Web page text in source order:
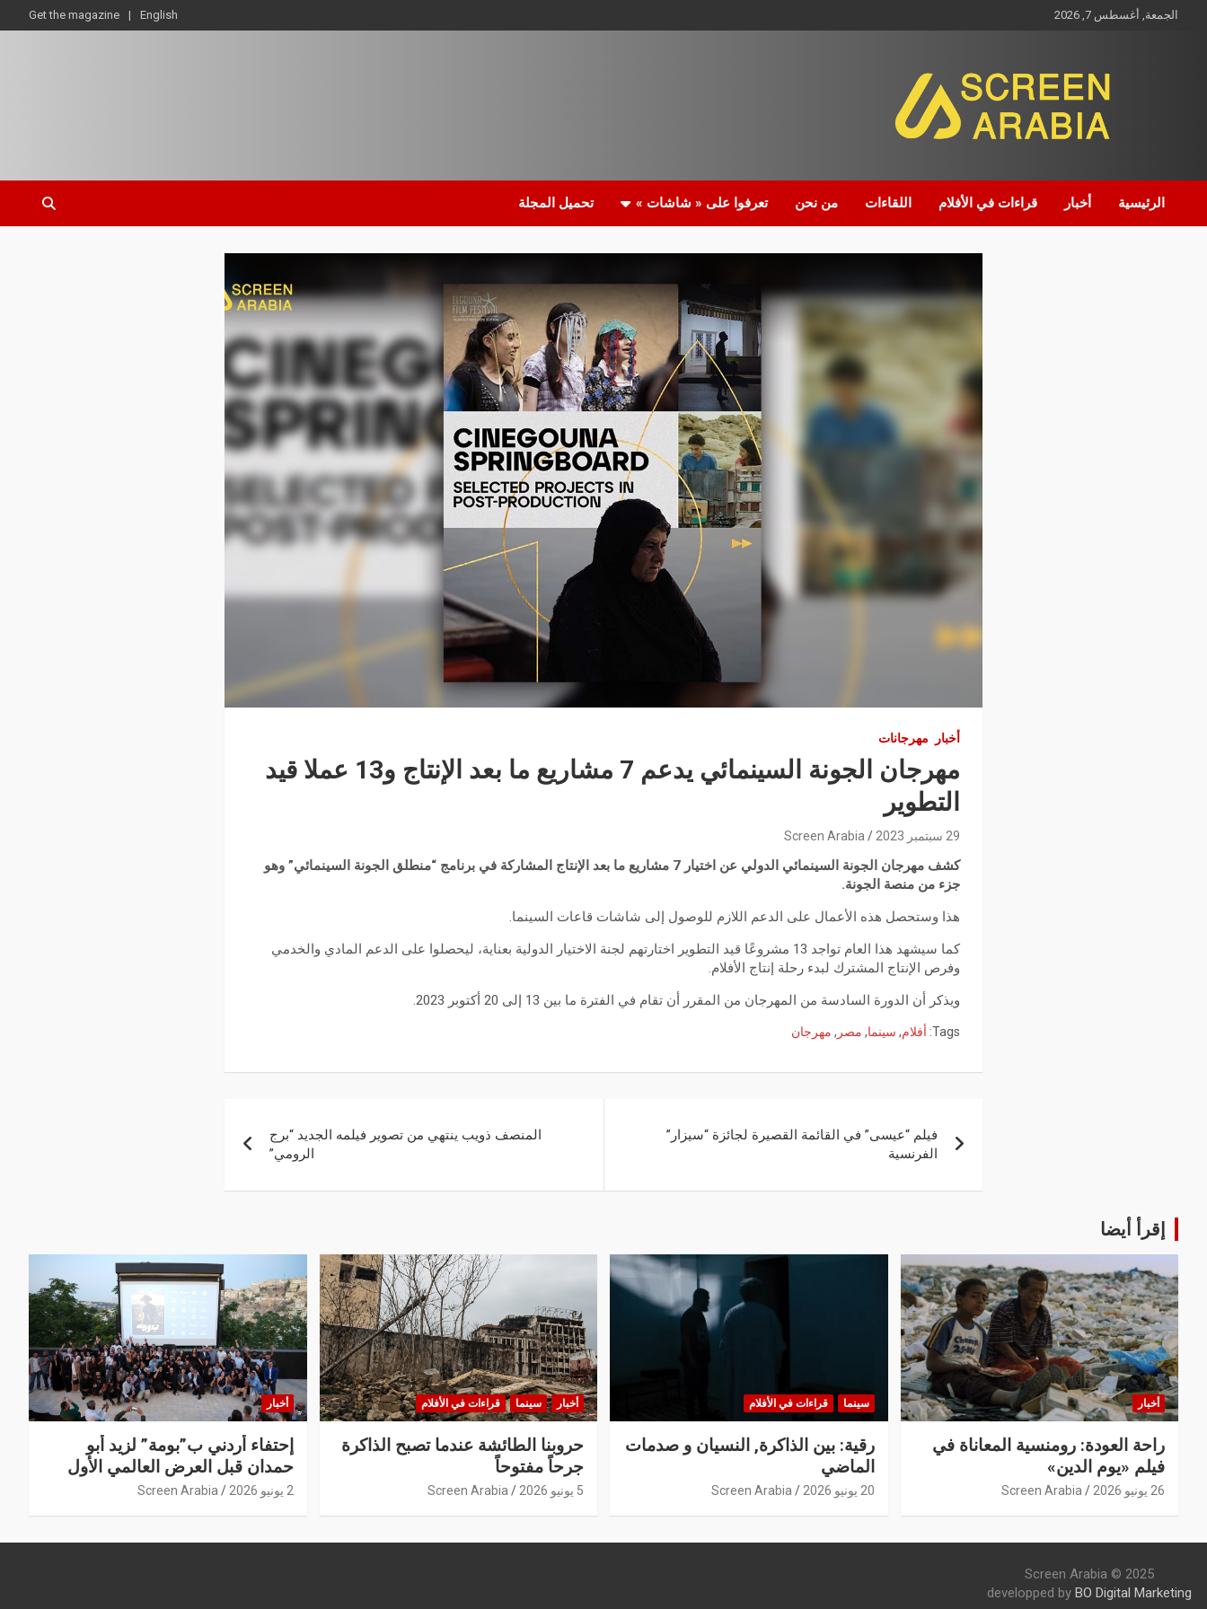
الجمعة, أغسطس 7, 2026 English
Get the magazine
Screen Arabia
الرئيسية أخبار قراءات في الأفلام اللقاءات من نحن تعرفوا على « شاشات » تحميل المجلة
أخبار مهرجانات
مهرجان الجونة السينمائي يدعم 7 مشاريع ما بعد الإنتاج و13 عملا قيد
التطوير
29 سبتمبر 2023 Screen Arabia
كشف مهرجان الجونة السينمائي الدولي عن اختيار 7 مشاريع ما بعد الإنتاج المشاركة في برنامج “منطلق الجونة السينمائي” وهو
جزء من منصة الجونة.
هذا وستحصل هذه الأعمال على الدعم اللازم للوصول إلى شاشات قاعات السينما.
كما سيشهد هذا العام تواجد 13 مشروعًا قيد التطوير اختارتهم لجنة الاختيار الدولية بعناية، ليحصلوا على الدعم المادي والخدمي
وفرص الإنتاج المشترك لبدء رحلة إنتاج الأفلام.
ويذكر أن الدورة السادسة من المهرجان من المقرر أن تقام في الفترة ما بين 13 إلى 20 أكتوبر 2023.
Tags: أفلام, سينما, مصر , مهرجان
فيلم “عيسى” في القائمة القصيرة لجائزة “سيزار”
الفرنسية
المنصف ذويب ينتهي من تصوير فيلمه الجديد “برج
الرومي”
إقرأ أيضا
أخبار
راحة العودة: رومنسية المعاناة في
فيلم «يوم الدين»
26 يونيو 2026 Screen Arabia
سينما قراءات في الأفلام
رقية: بين الذاكرة, النسيان و صدمات
الماضي
20 يونيو 2026 Screen Arabia
أخبار سينما قراءات في الأفلام
حروبنا الطائشة عندما تصبح الذاكرة
جرحاً مفتوحاً
5 يونيو 2026 Screen Arabia
أخبار
إحتفاء أردني ب”بومة” لزيد أبو
حمدان قبل العرض العالمي الأول
2 يونيو 2026 Screen Arabia
Screen Arabia © 2025
developped by BO Digital Marketing